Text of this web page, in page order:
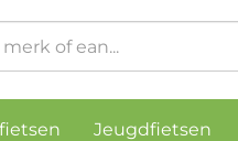
Jeugdfietsen